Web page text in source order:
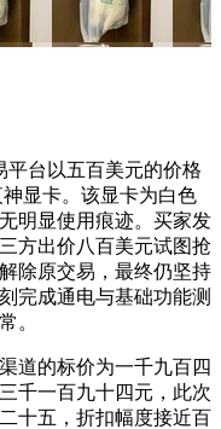
平台以五百美元的价格
神显卡。该显卡为白色
明显使用痕迹。买家发
方出价八百美元试图抢
除原交易，最终仍坚持
完成通电与基础功能测
。
道的标价为一千九百四
千一百九十四元，此次
十五，折扣幅度接近百